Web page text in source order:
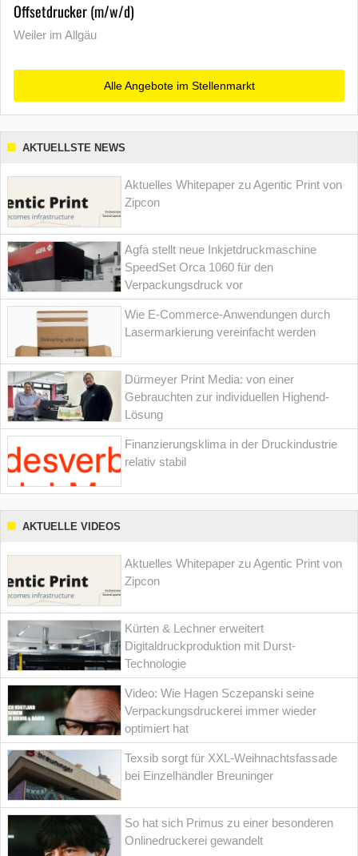
Offsetdrucker (m/w/d)
Weiler im Allgäu
Alle Angebote im Stellenmarkt
AKTUELLSTE NEWS
Aktuelles Whitepaper zu Agentic Print von
Zipcon
Agfa stellt neue Inkjetdruckmaschine
SpeedSet Orca 1060 für den
Verpackungsdruck vor
Wie E-Commerce-Anwendungen durch
Lasermarkierung vereinfacht werden
Dürmeyer Print Media: von einer
Gebrauchten zur individuellen Highend-
Lösung
Finanzierungsklima in der Druckindustrie
relativ stabil
AKTUELLE VIDEOS
Aktuelles Whitepaper zu Agentic Print von
Zipcon
Kürten & Lechner erweitert
Digitaldruckproduktion mit Durst-
Technologie
Video: Wie Hagen Sczepanski seine
Verpackungsdruckerei immer wieder
optimiert hat
Texsib sorgt für XXL-Weihnachtsfassade
bei Einzelhändler Breuninger
So hat sich Primus zu einer besonderen
Onlinedruckerei gewandelt